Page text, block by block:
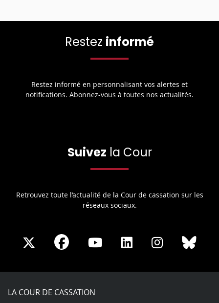
Restez informé
Restez informé en personnalisant vos alertes et
notifications. Abonnez-vous à toutes nos actualités.
Suivez la Cour
Retrouvez toute l’actualité de la Cour de cassation sur les
réseaux sociaux.
Share
X
Share
Facebook
Share
Youtube
Share
LinkedIn
Share
Instagram
LA COUR DE CASSATION